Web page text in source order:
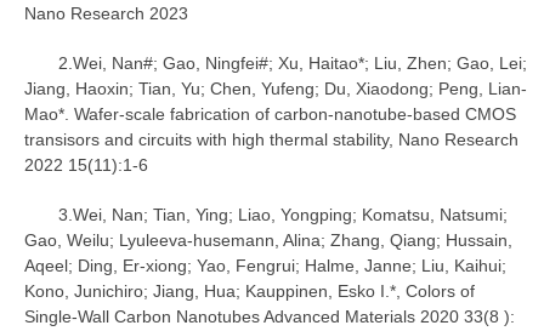
Nano Research 2023
2.Wei, Nan#; Gao, Ningfei#; Xu, Haitao*; Liu, Zhen; Gao, Lei;
Jiang, Haoxin; Tian, Yu; Chen, Yufeng; Du, Xiaodong; Peng, Lian-
Mao*. Wafer-scale fabrication of carbon-nanotube-based CMOS
transisors and circuits with high thermal stability, Nano Research
2022 15(11):1-6
3.Wei, Nan; Tian, Ying; Liao, Yongping; Komatsu, Natsumi;
Gao, Weilu; Lyuleeva-husemann, Alina; Zhang, Qiang; Hussain,
Aqeel; Ding, Er-xiong; Yao, Fengrui; Halme, Janne; Liu, Kaihui;
Kono, Junichiro; Jiang, Hua; Kauppinen, Esko I.*, Colors of
Single-Wall Carbon Nanotubes Advanced Materials 2020 33(8 ):